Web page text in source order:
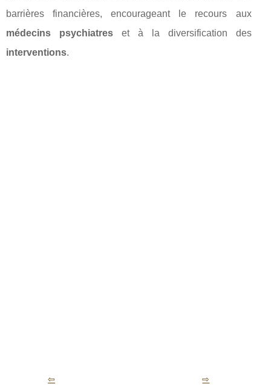
barrières financières, encourageant le recours aux
médecins psychiatreset à la diversification des
interventions.